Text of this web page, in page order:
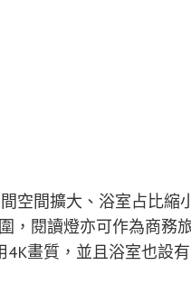
空間擴大、浴室占比縮
，閱讀燈亦可作為商務
畫質，並且浴室也設